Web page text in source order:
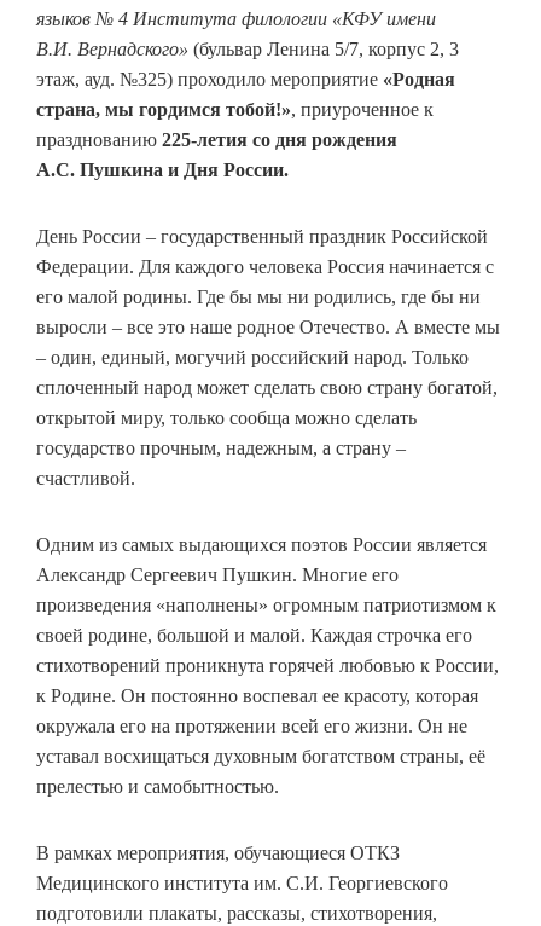
языков № 4 Института филологии «КФУ имени
В.И. Вернадского» (бульвар Ленина 5/7, корпус 2, 3
этаж, ауд. №325) проходило мероприятие «Родная
страна, мы гордимся тобой!», приуроченное к
празднованию 225-летия со дня рождения
А.С. Пушкина и Дня России.
День России – государственный праздник Российской
Федерации. Для каждого человека Россия начинается с
его малой родины. Где бы мы ни родились, где бы ни
выросли – все это наше родное Отечество. А вместе мы
– один, единый, могучий российский народ. Только
сплоченный народ может сделать свою страну богатой,
открытой миру, только сообща можно сделать
государство прочным, надежным, а страну –
счастливой.
Одним из самых выдающихся поэтов России является
Александр Сергеевич Пушкин. Многие его
произведения «наполнены» огромным патриотизмом к
своей родине, большой и малой. Каждая строчка его
стихотворений проникнута горячей любовью к России,
к Родине. Он постоянно воспевал ее красоту, которая
окружала его на протяжении всей его жизни. Он не
уставал восхищаться духовным богатством страны, её
прелестью и самобытностью.
В рамках мероприятия, обучающиеся ОТКЗ
Медицинского института им. С.И. Георгиевского
подготовили плакаты, рассказы, стихотворения,